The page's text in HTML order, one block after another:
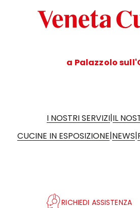
a Palazzolo
I NOSTRI SERVIZI|IL
CUCINE IN ESPOSIZIONE|NEWS|
RICHIEDI ASSISTENZA